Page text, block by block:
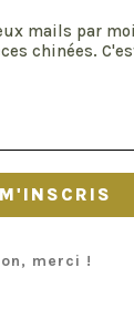
mails par
chinées.
merci !